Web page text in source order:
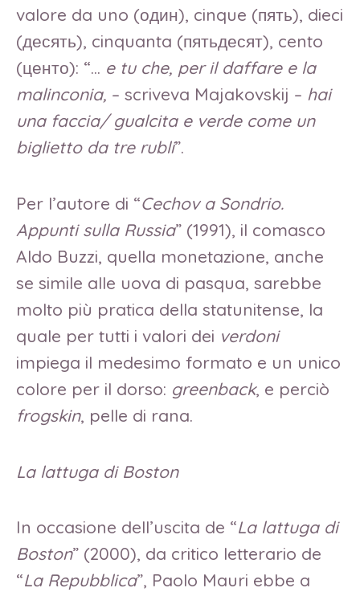
valore da uno (один), cinque (пять), dieci
(десять), cinquanta (пятьдесят), cento
(центо): “… e tu che, per il daffare e la
malinconia, – scriveva Majakovskij – hai
una faccia/ gualcita e verde come un
biglietto da tre rubli”.
Per l’autore di “Cechov a Sondrio.
Appunti sulla Russia” (1991), il comasco
Aldo Buzzi, quella monetazione, anche
se simile alle uova di pasqua, sarebbe
molto più pratica della statunitense, la
quale per tutti i valori dei verdoni
impiega il medesimo formato e un unico
colore per il dorso: greenback, e perciò
frogskin, pelle di rana.
La lattuga di Boston
In occasione dell’uscita de “La lattuga di
Boston” (2000), da critico letterario de
“La Repubblica”, Paolo Mauri ebbe a